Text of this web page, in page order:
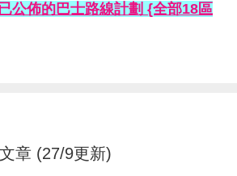
公佈的巴士路線計劃 {全部18區
章 (27/9更新)